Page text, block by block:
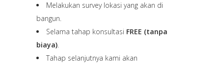
Melakukan survey lokasi yang akan di
bangun.
Selama tahap konsultasi FREE (tanpa
biaya).
Tahap selanjutnya kami akan